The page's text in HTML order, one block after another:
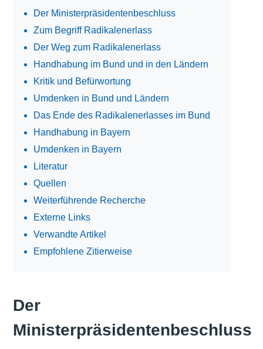
Der Ministerpräsidentenbeschluss
Zum Begriff Radikalenerlass
Der Weg zum Radikalenerlass
Handhabung im Bund und in den Ländern
Kritik und Befürwortung
Umdenken in Bund und Ländern
Das Ende des Radikalenerlasses im Bund
Handhabung in Bayern
Umdenken in Bayern
Literatur
Quellen
Weiterführende Recherche
Externe Links
Verwandte Artikel
Empfohlene Zitierweise
Der
Ministerpräsidentenbeschluss